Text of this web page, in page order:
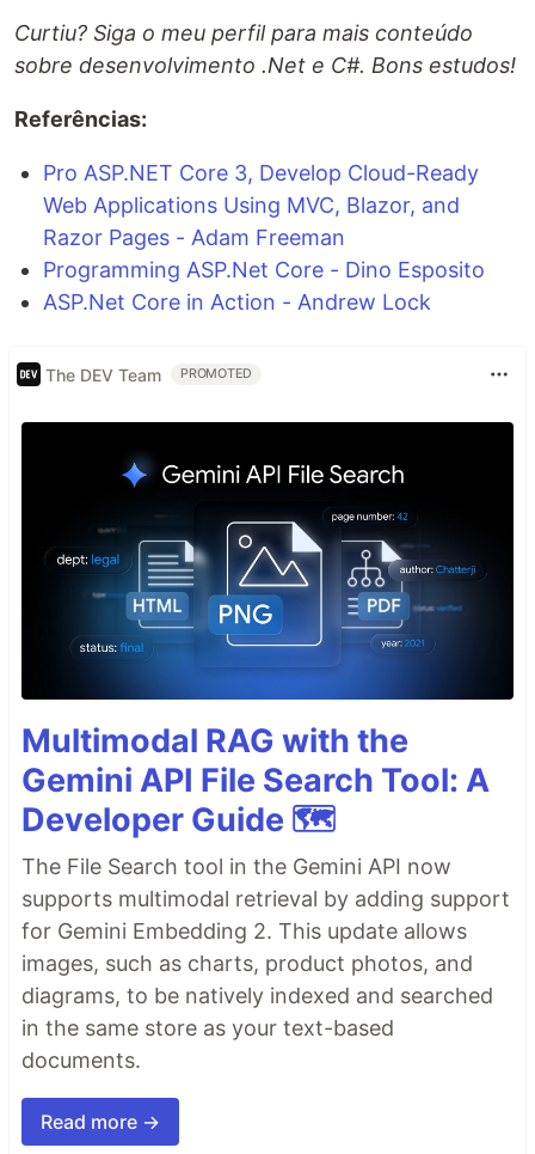
Curtiu? Siga o meu perfil para mais conteúdo
sobre desenvolvimento .Net e C#. Bons estudos!
Referências:
Pro ASP.NET Core 3, Develop Cloud-Ready
Web Applications Using MVC, Blazor, and
Razor Pages - Adam Freeman
Programming ASP.Net Core - Dino Esposito
ASP.Net Core in Action - Andrew Lock
The DEV Team PROMOTED
Multimodal RAG with the
Gemini API File Search Tool: A
Developer Guide 🗺️
The File Search tool in the Gemini API now
supports multimodal retrieval by adding support
for Gemini Embedding 2. This update allows
images, such as charts, product photos, and
diagrams, to be natively indexed and searched
in the same store as your text-based
documents.
Read more →